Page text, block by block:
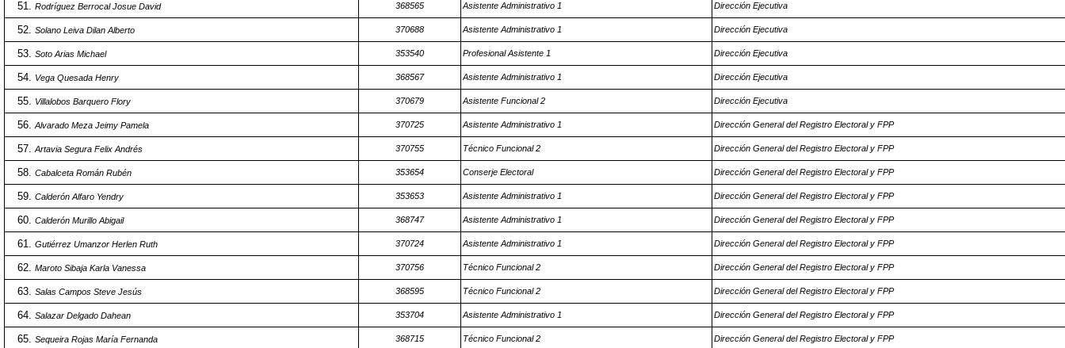
Rodríguez Berrocal Josue David 368565 Asistente Administrativo 1 Dirección Ejecutiva
Solano Leiva Dilan Alberto 370688 Asistente Administrativo 1 Dirección Ejecutiva
Soto Arias Michael 353540 Profesional Asistente 1 Dirección Ejecutiva
Vega Quesada Henry 368567 Asistente Administrativo 1 Dirección Ejecutiva
Villalobos Barquero Flory 370679 Asistente Funcional 2 Dirección Ejecutiva
Alvarado Meza Jeimy Pamela 370725 Asistente Administrativo 1 Dirección General del Registro Electoral y FPP
Artavia Segura Felix Andrés 370755 Técnico Funcional 2 Dirección General del Registro Electoral y FPP
Cabalceta Román Rubén 353654 Conserje Electoral Dirección General del Registro Electoral y FPP
Calderón Alfaro Yendry 353653 Asistente Administrativo 1 Dirección General del Registro Electoral y FPP
Calderón Murillo Abigail 368747 Asistente Administrativo 1 Dirección General del Registro Electoral y FPP
Gutiérrez Umanzor Herlen Ruth 370724 Asistente Administrativo 1 Dirección General del Registro Electoral y FPP
Maroto Sibaja Karla Vanessa 370756 Técnico Funcional 2 Dirección General del Registro Electoral y FPP
Salas Campos Steve Jesús 368595 Técnico Funcional 2 Dirección General del Registro Electoral y FPP
Salazar Delgado Dahean 353704 Asistente Administrativo 1 Dirección General del Registro Electoral y FPP
Sequeira Rojas María Fernanda 368715 Técnico Funcional 2 Dirección General del Registro Electoral y FPP